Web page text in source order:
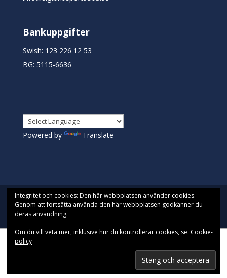
Bankuppgifter
Swish: 123 226 12 53
BG: 5115-6636
Powered by Translate
Designad av
Integritet och cookies: Den här webbplatsen använder cookies.
Genom att fortsätta använda den här webbplatsen godkänner du
deras användning.
Om du vill veta mer, inklusive hur du kontrollerar cookies, se: Cookie-
policy